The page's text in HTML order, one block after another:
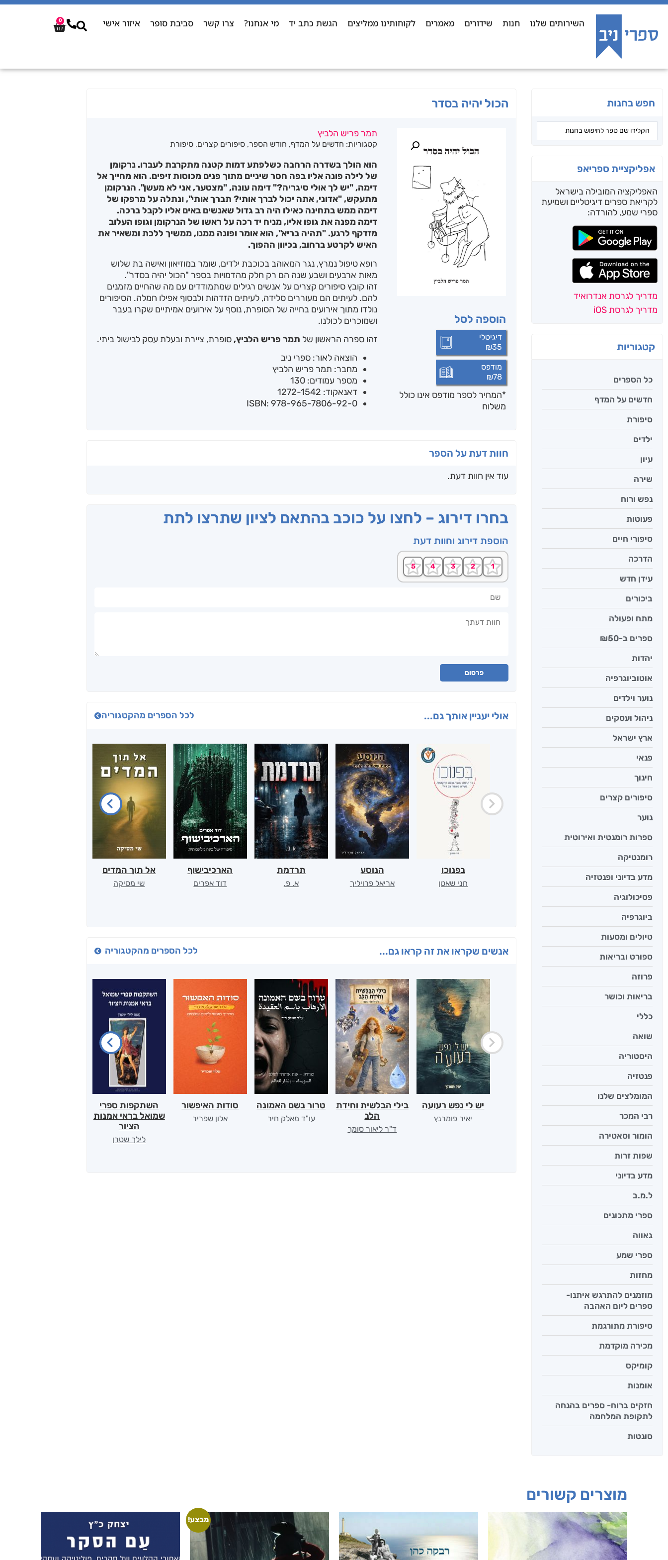
השירותים שלנו חנות שידורים מאמרים לקוחותינו ממליצים הגשת כתב יד מי אנחנו? צרו קשר סביבת סופר איזור אישי 0
חפש בחנות
אפליקציית ספריאפ
האפליקציה המובילה בישראל
לקריאת ספרים דיגיטליים ושמיעת
ספרי שמע, להורדה:
מדריך לגרסת אנדרואיד
מדריך לגרסת iOS
קטגוריות
כל הספרים
חדשים על המדף
סיפורת
ילדים
עיון
שירה
נפש ורוח
פעוטות
סיפורי חיים
הדרכה
עידן חדש
ביכורים
מתח ופעולה
ספרים ב-₪50
יהדות
אוטוביוגרפיה
נוער וילדים
ניהול ועסקים
ארץ ישראל
פנאי
חינוך
סיפורים קצרים
נוער
ספרות רומנטית ואירוטית
רומנטיקה
מדע בדיוני ופנטזיה
פסיכולוגיה
ביוגרפיה
טיולים ומסעות
ספורט ובריאות
פרוזה
בריאות וכושר
כללי
שואה
היסטוריה
פנטזיה
המומלצים שלנו
רבי המכר
הומור וסאטירה
שפות זרות
מדע בדיוני
ל.מ.ב
ספרי מתכונים
גאווה
ספרי שמע
מחזות
מוזמנים להתרגש איתנו-
ספרים ליום האהבה
סיפורת מתורגמת
מכירה מוקדמת
קומיקס
אומנות
חזקים ברוח- ספרים בהנחה
לתקופת המלחמה
סונטות
הכול יהיה בסדר
הוספה לסל
דיגיטלי
₪35
מודפס
₪78
*המחיר לספר מודפס אינו כולל
משלוח
תמר פריש הלביץ
קטגוריות: חדשים על המדף, חודש הספר, סיפורים קצרים, סיפורת
הוא הולך בשדרה הרחבה כשלפתע דמות קטנה מתקרבת לעברו. נרקומן
של לילה פונה אליו בפה חסר שיניים מתוך פנים מכוסות זיפים. הוא מחייך אל
דימה, "יש לך אולי סיגריה?" דימה עונה, "מצטער, אני לא מעשן". הנרקומן
מתעקש, "אדוני, אתה יכול לברך אותי? תברך אותי", ונתלה על מרפקו של
דימה ממש בתחינה כאילו היה רב גדול שאנשים באים אליו לקבל ברכה.
דימה מפנה את גופו אליו, מניח יד רכה על ראשו של הנרקומן וגופו העלוב
מזדקף לרגע. "תהיה בריא", הוא אומר ופונה ממנו, ממשיך ללכת ומשאיר את
האיש לקרטע ברחוב, בכיוון ההפוך.
רופא טיפול נמרץ, נגר המאוהב בכוכבת ילדים, שומר במוזיאון ואישה בת שלוש
מאות ארבעים ושבע שנה הם רק חלק מהדמויות בספר "הכול יהיה בסדר".
זהו קובץ סיפורים קצרים על אנשים רגילים שמתמודדים עם מה שהחיים מזמנים
להם. לעיתים הם מעוררים סלידה, לעיתים הזדהות ולבסוף אפילו חמלה. הסיפורים
נולדו מתוך אירועים בחייה של הסופרת, נוסף על אירועים אמיתיים שקרו בעבר
ושמוכרים לכולנו.
זהו ספרה הראשון של תמר פריש הלביץ,סופרת, ציירת ובעלת עסק לבישול ביתי.
הוצאה לאור: ספרי ניב
מחבר: תמר פריש הלביץ
מספר עמודים: 130
דאנאקוד: 1272-1542
ISBN: 978-965-7806-92-0
חוות דעת על הספר
עוד אין חוות דעת.
בחרו דירוג – לחצו על כוכב בהתאם לציון שתרצו לתת
הוספת דירוג וחוות דעת
פרסום
אולי יעניין אותך גם... לכל הספרים מהקטגוריה
בפנוכו
חני שאטן
הנוסע
אריאל פרויליך
תרדמת
א. פ.
הארכיבישוף
דוד אפרים
אל תוך המדים
שי מסיקה
אנשים שקראו את זה קראו גם... לכל הספרים מהקטגוריה
יש לי נפש רעועה
יאיר פומרנץ
בילי הבלשית וחידת
הלב
ד"ר ליאור סומך
טרור בשם האמונה
עו"ד מאלק חיר
סודות האיפשור
אלון שפריר
השתקפות ספרי
שמואל בראי אמנות
הציור
לילך שטרן
מוצרים קשורים
מבצע!